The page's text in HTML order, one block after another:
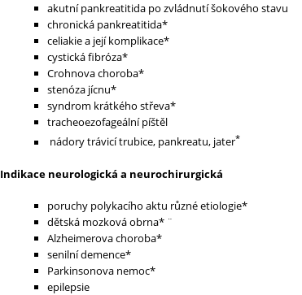
akutní pankreatitida po zvládnutí šokového stavu
chronická pankreatitida*
celiakie a její komplikace*
cystická fibróza*
Crohnova choroba*
stenóza jícnu*
syndrom krátkého střeva*
tracheoezofageální píštěl
nádory trávicí trubice, pankreatu, jater*
Indikace neurologická a neurochirurgická
poruchy polykacího aktu různé etiologie*
dětská mozková obrna* ¨
Alzheimerova choroba*
senilní demence*
Parkinsonova nemoc*
epilepsie